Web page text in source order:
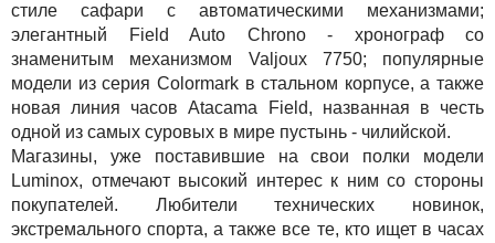
стиле сафари с автоматическими механизмами;
элегантный Field Auto Chrono - хронограф со
знаменитым механизмом Valjoux 7750; популярные
модели из серия Colormark в стальном корпусе, а также
новая линия часов Atacama Field, названная в честь
одной из самых суровых в мире пустынь - чилийской.
Магазины, уже поставившие на свои полки модели
Luminox, отмечают высокий интерес к ним со стороны
покупателей. Любители технических новинок,
экстремального спорта, а также все те, кто ищет в часах